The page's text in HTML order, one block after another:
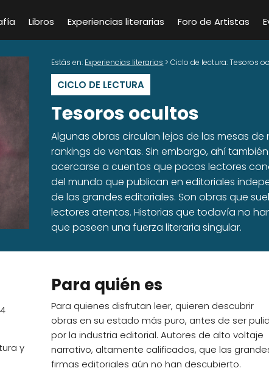
Libros Experiencias literarias Foro de Artistas
Estás en: Experiencias literarias > Ciclo de lectura: Tesoros
CICLO DE LECTURA
Tesoros ocultos
Algunas obras circulan lejos de las mesas
rankings de ventas. Sin embargo, ahí
acercarse a cuentos que pocos lectores
del mundo que publican en editoriales
de las grandes editoriales. Son obras que
lectores atentos. Historias que todavía no
que poseen una fuerza literaria singular.
y
Para quién es
Para quienes disfrutan leer, quieren descubrir
obras en su estado más puro, antes de ser
por la industria editorial. Autores de alto voltaje
narrativo, altamente calificados, que las
firmas editoriales aún no han descubierto.